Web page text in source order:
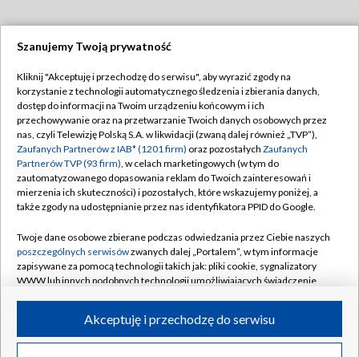
TVP
Abonament TVP
Emisja w TVP
Centrum informacji TVP
Naziemna Telewizja Cyfrowa
Rada Programowa
System NOS
Informacje o nadawcy
Program dla prasy
Regulamin TVP
Polityka prywatności
Moje zgody
Pomoc
Kontakt
Kanały
©2026 Telewizja Polska S.A. w likwidacji
Szanujemy Twoją prywatność
Kliknij "Akceptuję i przechodzę do serwisu", aby wyrazić zgody na
korzystanie z technologii automatycznego śledzenia i zbierania danych,
dostęp do informacji na Twoim urządzeniu końcowym i ich
przechowywanie oraz na przetwarzanie Twoich danych osobowych przez
nas, czyli Telewizję Polską S.A. w likwidacji (zwaną dalej również „TVP”),
Zaufanych Partnerów z IAB* (1201 firm) oraz pozostałych Zaufanych
Partnerów TVP (93 firm), w celach marketingowych (w tym do
zautomatyzowanego dopasowania reklam do Twoich zainteresowań i
mierzenia ich skuteczności) i pozostałych, które wskazujemy poniżej, a
także zgody na udostępnianie przez nas identyfikatora PPID do Google.
Twoje dane osobowe zbierane podczas odwiedzania przez Ciebie naszych
poszczególnych serwisówzwanych dalej „Portalem”, w tym informacje
zapisywane za pomocą technologii takich jak: pliki cookie, sygnalizatory
WWW lub innych podobnych technologii umożliwiających świadczenie
ruchu w Internecie.Akceptuję i przechodzę do serwisu